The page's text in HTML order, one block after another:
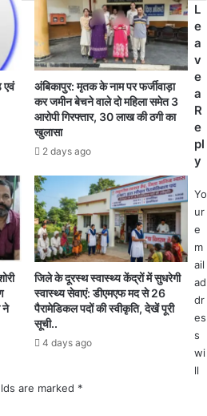
एवं
अंबिकापुर: मृतक के नाम पर फर्जीवाड़ा
कर जमीन बेचने वाले दो महिला समेत 3
आरोपी गिरफ्तार, 30 लाख की ठगी का
खुलासा
2 days ago
ने
जिले के दूरस्थ स्वास्थ्य केंद्रों में सुधरेगी
स्वास्थ्य सेवाएं: डीएमएफ मद से 26
पैरामेडिकल पदों की स्वीकृति, देखें पूरी
सूची..
4 days ago
L
e
a
v
e
a
R
e
pl
y
Yo
ur
e
m
ail
ad
dr
es
s
wi
ll
are marked *